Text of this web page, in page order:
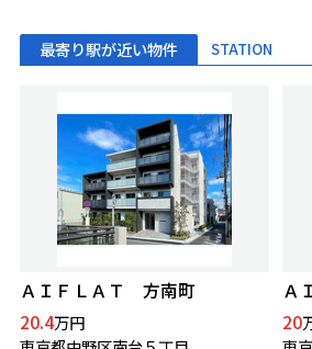
最寄り駅が近い物件 STATION
ＡＩＦＬＡＴ 方南町
20.4万円
Ａ
20